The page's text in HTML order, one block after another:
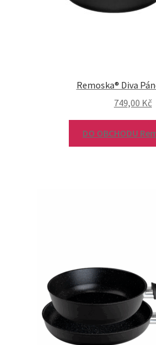
Remoska® Diva
749,00 Kč
DO OBCHODU